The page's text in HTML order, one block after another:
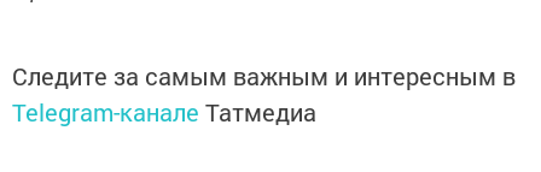
Следите за самым важным и интересным в
Telegram-канале Татмедиа